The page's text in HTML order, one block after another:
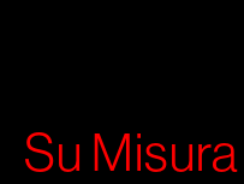
Su Misura